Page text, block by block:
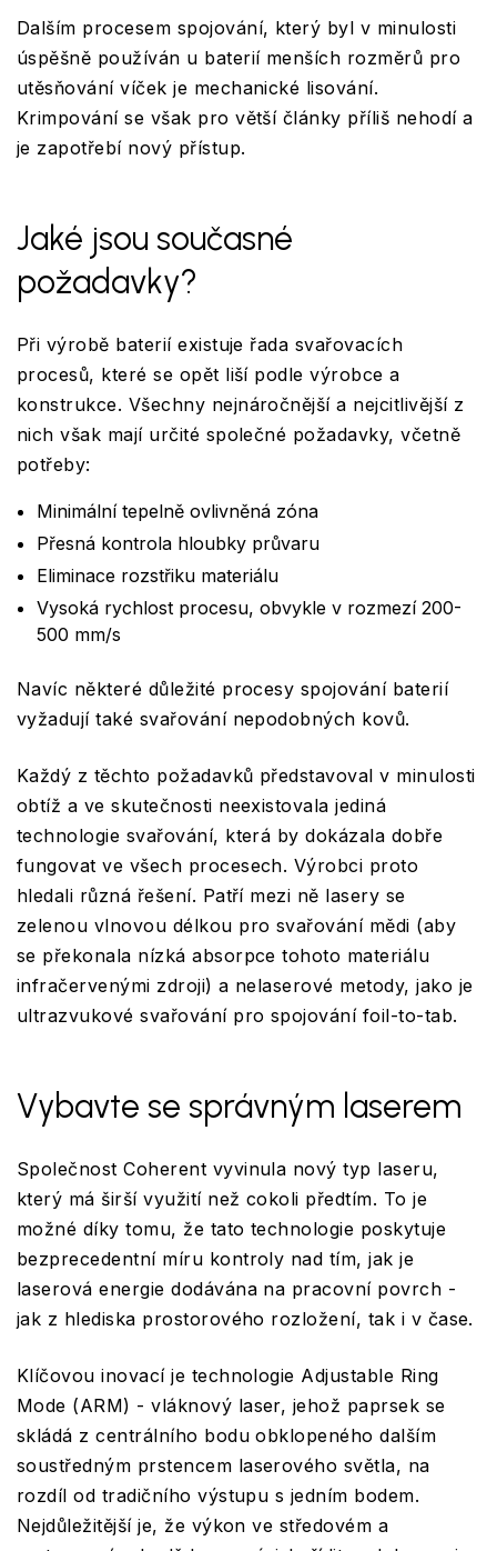
Dalším procesem spojování, který byl v minulosti
úspěšně používán u baterií menších rozměrů pro
utěsňování víček je mechanické lisování.
Krimpování se však pro větší články příliš nehodí a
je zapotřebí nový přístup.
Jaké jsou současné
požadavky?
Při výrobě baterií existuje řada svařovacích
procesů, které se opět liší podle výrobce a
konstrukce. Všechny nejnáročnější a nejcitlivější z
nich však mají určité společné požadavky, včetně
potřeby:
Minimální tepelně ovlivněná zóna
Přesná kontrola hloubky průvaru
Eliminace rozstřiku materiálu
Vysoká rychlost procesu, obvykle v rozmezí 200-
500 mm/s
Navíc některé důležité procesy spojování baterií
vyžadují také svařování nepodobných kovů.
Každý z těchto požadavků představoval v minulosti
obtíž a ve skutečnosti neexistovala jediná
technologie svařování, která by dokázala dobře
fungovat ve všech procesech. Výrobci proto
hledali různá řešení. Patří mezi ně lasery se
zelenou vlnovou délkou pro svařování mědi (aby
se překonala nízká absorpce tohoto materiálu
infračervenými zdroji) a nelaserové metody, jako je
ultrazvukové svařování pro spojování foil-to-tab.
Vybavte se správným laserem
Společnost Coherent vyvinula nový typ laseru,
který má širší využití než cokoli předtím. To je
možné díky tomu, že tato technologie poskytuje
bezprecedentní míru kontroly nad tím, jak je
laserová energie dodávána na pracovní povrch -
jak z hlediska prostorového rozložení, tak i v čase.
Klíčovou inovací je technologie Adjustable Ring
Mode (ARM) - vláknový laser, jehož paprsek se
skládá z centrálního bodu obklopeného dalším
soustředným prstencem laserového světla, na
rozdíl od tradičního výstupu s jedním bodem.
Nejdůležitější je, že výkon ve středovém a